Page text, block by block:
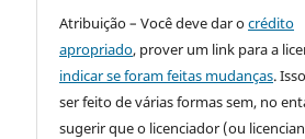
Atribuição – Você deve dar ocrédito
apropriado, prover um link para a
indicar se foram feitas mudanças.
ser feito de várias formas sem, no
sugerir que o licenciador (ou